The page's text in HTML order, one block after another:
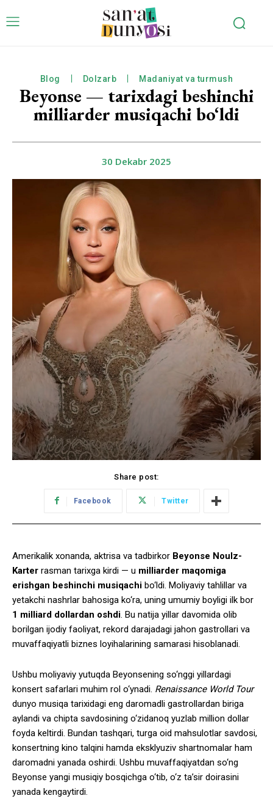
Blog Dolzarb Madaniyat va turmush
Beyonse — tarixdagi beshinchi
milliarder musiqachi bo‘ldi
30 Dekabr 2025
Share post:
Facebook Twitter
Amerikalik xonanda, aktrisa va tadbirkor Beyonse Noulz-
Karter rasman tarixga kirdi — u milliarder maqomiga
erishgan beshinchi musiqachi bo‘ldi. Moliyaviy tahlillar va
yetakchi nashrlar bahosiga ko‘ra, uning umumiy boyligi ilk bor
1 milliard dollardan oshdi. Bu natija yillar davomida olib
borilgan ijodiy faoliyat, rekord darajadagi jahon gastrollari va
muvaffaqiyatli biznes loyihalarining samarasi hisoblanadi.
Ushbu moliyaviy yutuqda Beyonsening so‘nggi yillardagi
konsert safarlari muhim rol o‘ynadi. Renaissance World Tour
dunyo musiqa tarixidagi eng daromadli gastrollardan biriga
aylandi va chipta savdosining o‘zidanoq yuzlab million dollar
foyda keltirdi. Bundan tashqari, turga oid mahsulotlar savdosi,
konsertning kino talqini hamda eksklyuziv shartnomalar ham
daromadni yanada oshirdi. Ushbu muvaffaqiyatdan so‘ng
Beyonse yangi musiqiy bosqichga o‘tib, o‘z ta’sir doirasini
yanada kengaytirdi.